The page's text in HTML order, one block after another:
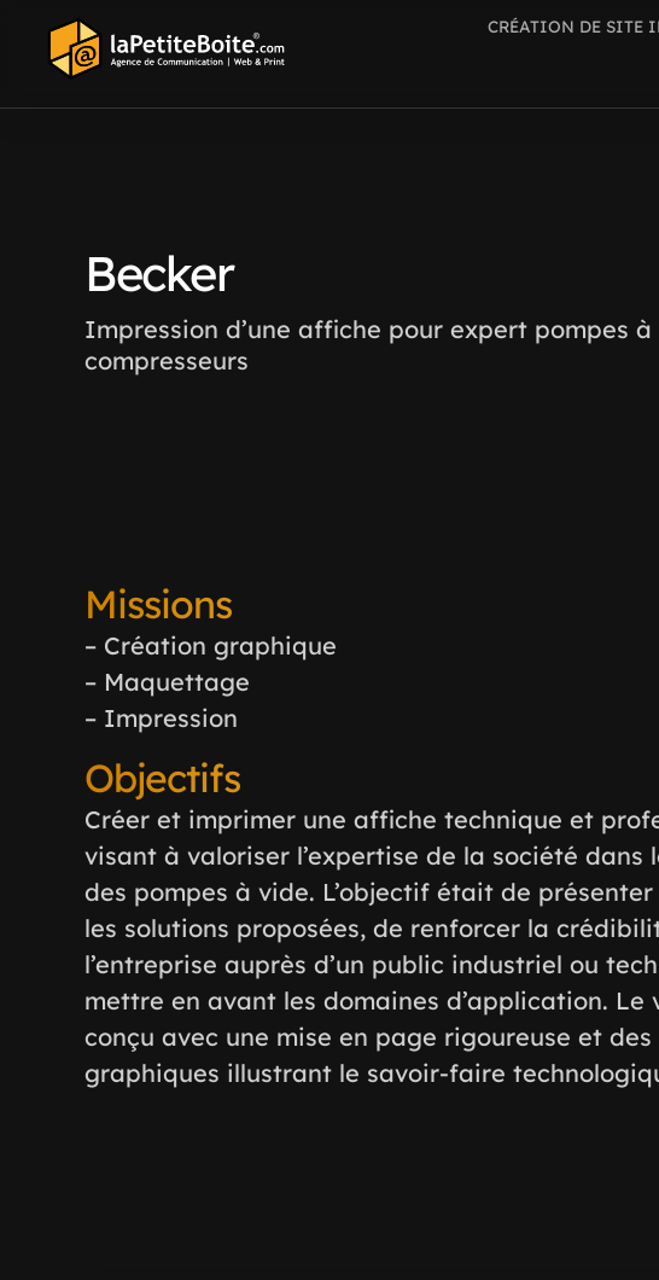
CRÉATION DE SITE
Impression d’une affiche pour expert pompes
compresseurs
Becker
Missions
– Création graphique
– Maquettage
– Impression
Objectifs
Créer et imprimer une affiche technique et
visant à valoriser l’expertise de la société dans
des pompes à vide. L’objectif était de
les solutions proposées, de renforcer la
l’entreprise auprès d’un public industriel ou
mettre en avant les domaines d’application. Le
conçu avec une mise en page rigoureuse et des
graphiques illustrant le savoir-faire